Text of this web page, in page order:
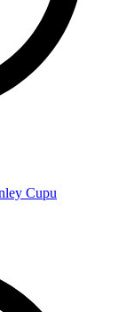
Cupu